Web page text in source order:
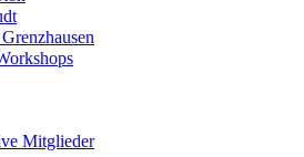
Mitglieder